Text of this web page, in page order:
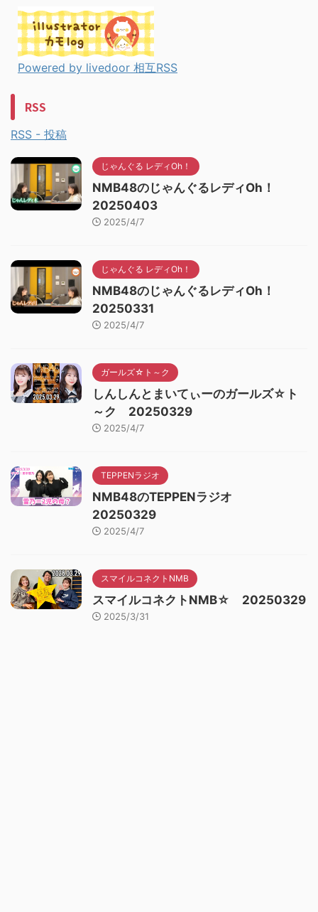
Powered by livedoor 相互RSS
RSS
RSS - 投稿
じゃんぐる レディOh！
NMB48のじゃんぐるレディOh！
20250403
2025/4/7
じゃんぐる レディOh！
NMB48のじゃんぐるレディOh！
20250331
2025/4/7
ガールズ☆ト～ク
しんしんとまいてぃーのガールズ☆ト
～ク 20250329
2025/4/7
TEPPENラジオ
NMB48のTEPPENラジオ
20250329
2025/4/7
スマイルコネクトNMB
スマイルコネクトNMB☆ 20250329
2025/3/31